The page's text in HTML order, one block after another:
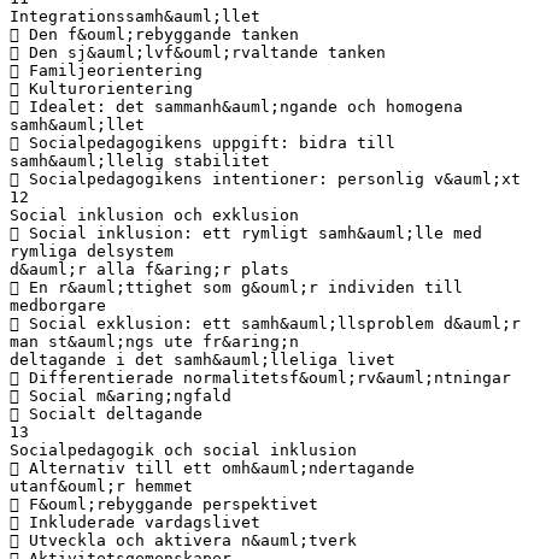
Integrationssamh&auml;llet
 Den f&ouml;rebyggande tanken
 Den sj&auml;lvf&ouml;rvaltande tanken
 Familjeorientering
 Kulturorientering
 Idealet: det sammanh&auml;ngande och homogena
samh&auml;llet
 Socialpedagogikens uppgift: bidra till
samh&auml;llelig stabilitet
 Socialpedagogikens intentioner: personlig v&auml;xt
12
Social inklusion och exklusion
 Social inklusion: ett rymligt samh&auml;lle med
rymliga delsystem
d&auml;r alla f&aring;r plats
 En r&auml;ttighet som g&ouml;r individen till
medborgare
 Social exklusion: ett samh&auml;llsproblem d&auml;r
man st&auml;ngs ute fr&aring;n
deltagande i det samh&auml;lleliga livet
 Differentierade normalitetsf&ouml;rv&auml;ntningar
 Social m&aring;ngfald
 Socialt deltagande
13
Socialpedagogik och social inklusion
 Alternativ till ett omh&auml;ndertagande
utanf&ouml;r hemmet
 F&ouml;rebyggande perspektivet
 Inkluderade vardagslivet
 Utveckla och aktivera n&auml;tverk